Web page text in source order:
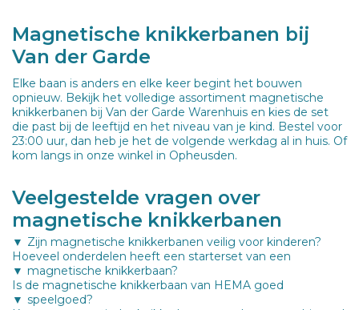
Magnetische knikkerbanen bij
Van der Garde
Elke baan is anders en elke keer begint het bouwen
opnieuw. Bekijk het volledige assortiment magnetische
knikkerbanen bij Van der Garde Warenhuis en kies de set
die past bij de leeftijd en het niveau van je kind. Bestel voor
23:00 uur, dan heb je het de volgende werkdag al in huis. Of
kom langs in onze winkel in Opheusden.
Veelgestelde vragen over
magnetische knikkerbanen
Zijn magnetische knikkerbanen veilig voor kinderen?
Hoeveel onderdelen heeft een starterset van een
magnetische knikkerbaan?
Is de magnetische knikkerbaan van HEMA goed
speelgoed?